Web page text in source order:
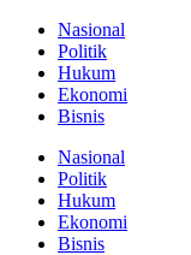
Nasional
Politik
Hukum
Ekonomi
Bisnis
Nasional
Politik
Hukum
Ekonomi
Bisnis